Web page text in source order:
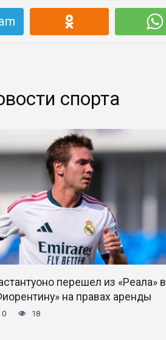
спорта
перешел из «Реала» в
на правах аренды
0 18